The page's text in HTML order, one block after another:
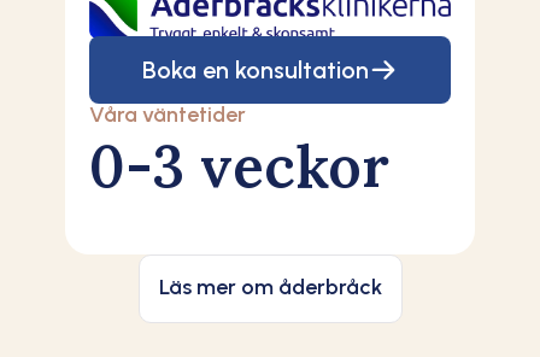
Boka en konsultation
Våra väntetider
0-3 veckor
Läs mer om åderbråck